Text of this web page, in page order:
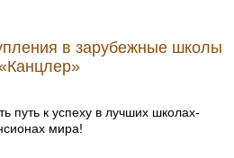
в зарубежные школы
путь к успеху в лучших школах-
мира!